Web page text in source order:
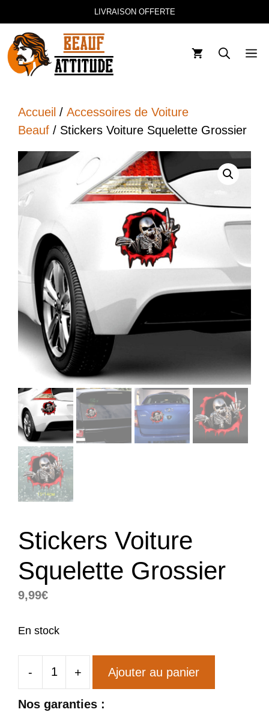
au
contenu
LIVRAISON OFFERTE
Accueil / Accessoires de Voiture
Beauf / Stickers Voiture Squelette Grossier
Stickers Voiture
Squelette Grossier
9,99€
En stock
-
quantité
+ Ajouter au panier
Nos garanties :